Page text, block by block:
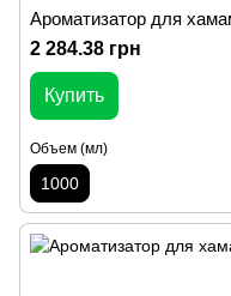
Ароматизатор для
2 284.38 грн
Купить
Объем (мл)
1000